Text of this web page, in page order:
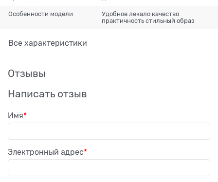
Особенности модели
Удобное лекало качество
практичность стильный образ
Все характеристики
Отзывы
Написать отзыв
Имя
Электронный адрес